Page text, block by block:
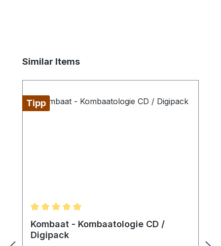
Produktgalerie überspringen
Similar Items
Tipp
Durchschnittliche Bewertung von 5 von 5 Sternen
Kombaat - Kombaatologie CD /
Digipack